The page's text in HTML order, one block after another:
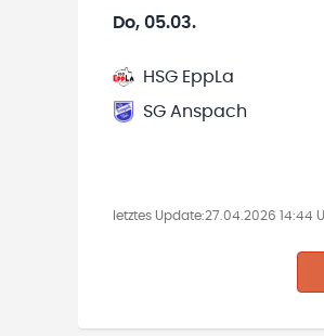
Do, 05.03.
HSG EppLa
SG Anspach
letztes Update:27.04.2026 14:44